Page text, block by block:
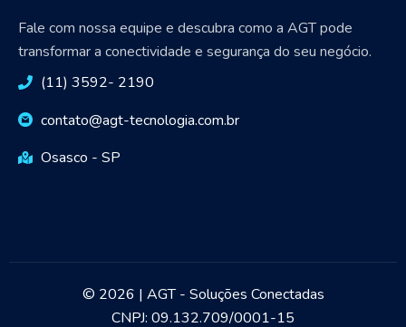
Fale com nossa equipe e descubra como a AGT pode
transformar a conectividade e segurança do seu negócio.
(11) 3592- 2190
contato@agt-tecnologia.com.br
Osasco - SP
© 2026 | AGT - Soluções Conectadas
CNPJ: 09.132.709/0001-15